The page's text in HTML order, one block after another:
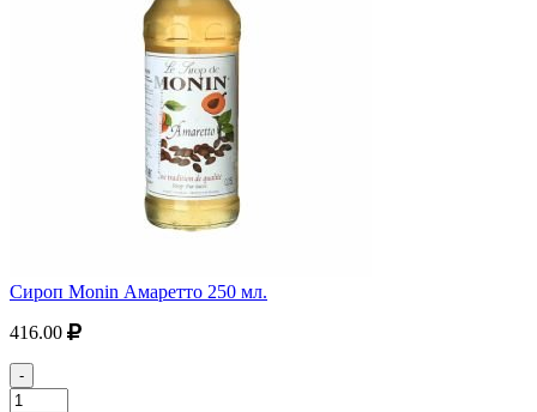
Сироп Monin Амаретто 250 мл.
416.00
-